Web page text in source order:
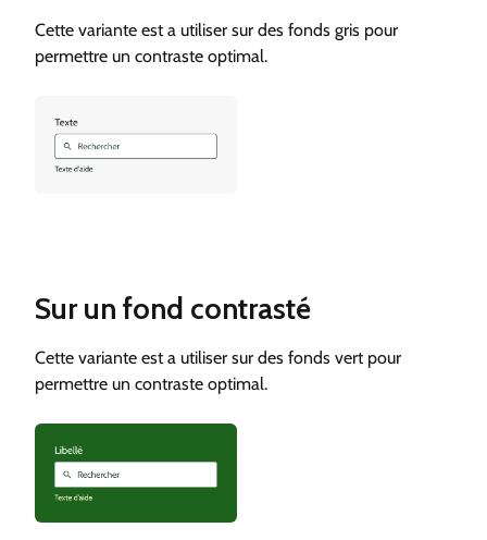
Cette variante est a utiliser sur des fonds gris pour
permettre un contraste optimal.
Sur un fond contrasté
Cette variante est a utiliser sur des fonds vert pour
permettre un contraste optimal.